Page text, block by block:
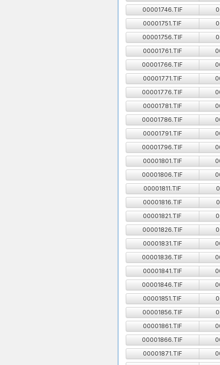
00001746.TIF
00001751.TIF
00001756.TIF
00001761.TIF
00001766.TIF
00001771.TIF
00001776.TIF
00001781.TIF
00001786.TIF
00001791.TIF
00001796.TIF
00001801.TIF
00001806.TIF
00001811.TIF
00001816.TIF
00001821.TIF
00001826.TIF
00001831.TIF
00001836.TIF
00001841.TIF
00001846.TIF
00001851.TIF
00001856.TIF
00001861.TIF
00001866.TIF
00001871.TIF